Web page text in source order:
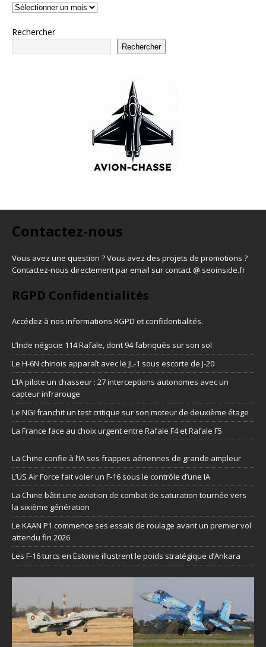
Rechercher
Rechercher
Contactez-nous
Vous avez une question ? Vous avez des projets de promotions ?
Contactez-nous directement par email sur contact @ seoinside.fr
RGPD Confidentialités
Accédez à nos informations RGPD et confidentialités.
L’Inde négocie 114 Rafale, dont 94 fabriqués sur son sol
Le H-6N chinois apparaît avec le JL-1 sous escorte de J-20
L’IA pilote un chasseur : 27 interceptions autonomes avec un
capteur infrarouge
Le NGI franchit un test critique sur son moteur de deuxième étage
La France face au choix urgent entre Rafale F4 et Rafale F5
La Chine confie à l’IA ses frappes aériennes de grande ampleur
L’US Air Force fait voler un F-16 sous le contrôle d’une IA
La Chine bâtit une aviation de combat de saturation tournée vers
la sixième génération
Le KAAN P1 commence ses essais de roulage avant un premier vol
attendu fin 2026
Les F-16 turcs en Estonie illustrent le poids stratégique d’Ankara